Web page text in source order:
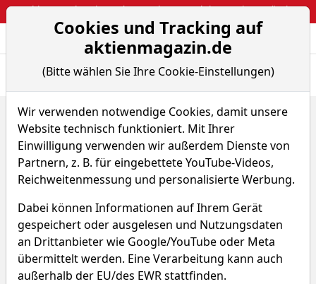
Webinar: So kassierst du trotzdem attraktive Optionsprämien
Aktien- und
Home Aktien SODASTREAM INTL IS-,645
SODASTREAM INTL Aktie
Watchlist SODA WKN A1C8V8
- -
-
Cookies und Tracking auf
aktienmagazin.de
(Bitte wählen Sie Ihre Cookie-Einstellungen)
Wir verwenden notwendige Cookies, damit unsere
Website technisch funktioniert. Mit Ihrer
Einwilligung verwenden wir außerdem Dienste von
Partnern, z. B. für eingebettete YouTube-Videos,
Reichweitenmessung und personalisierte Werbung.
Dabei können Informationen auf Ihrem Gerät
gespeichert oder ausgelesen und Nutzungsdaten
an Drittanbieter wie Google/YouTube oder Meta
übermittelt werden. Eine Verarbeitung kann auch
außerhalb der EU/des EWR stattfinden.